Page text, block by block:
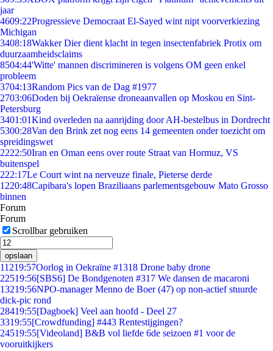
jaar
4609:22Progressieve Democraat El-Sayed wint nipt voorverkiezing
Michigan
3408:18Wakker Dier dient klacht in tegen insectenfabriek Protix om
duurzaamheidsclaims
8504:44'Witte' mannen discrimineren is volgens OM geen enkel
probleem
3704:13Random Pics van de Dag #1977
2703:06Doden bij Oekraïense droneaanvallen op Moskou en Sint-
Petersburg
3401:01Kind overleden na aanrijding door AH-bestelbus in Dordrecht
5300:28Van den Brink zet nog eens 14 gemeenten onder toezicht om
spreidingswet
2222:50Iran en Oman eens over route Straat van Hormuz, VS
buitenspel
222:17Le Court wint na nerveuze finale, Pieterse derde
1220:48Capibara's lopen Braziliaans parlementsgebouw Mato Grosso
binnen
Forum
Forum
Scrollbar gebruiken
opslaan
11219:57Oorlog in Oekraïne #1318 Drone baby drone
22519:56[SBS6] De Bondgenoten #317 We dansen de macaroni
13219:56NPO-manager Menno de Boer (47) op non-actief stuurde
dick-pic rond
28419:55[Dagboek] Veel aan hoofd - Deel 27
3319:55[Crowdfunding] #443 Rentestijgingen?
24519:55[Videoland] B&B vol liefde 6de seizoen #1 voor de
vooruitkijkers